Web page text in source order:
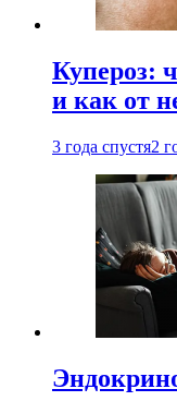
Купероз:
и как от
3 года спустя2